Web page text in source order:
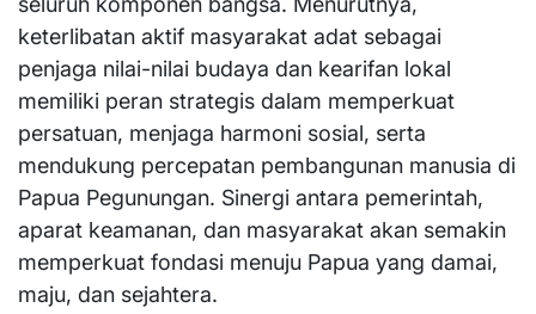
keterlibatan aktif masyarakat adat sebagai
penjaga nilai-nilai budaya dan kearifan lokal
memiliki peran strategis dalam memperkuat
persatuan, menjaga harmoni sosial, serta
mendukung percepatan pembangunan manusia di
Papua Pegunungan. Sinergi antara pemerintah,
aparat keamanan, dan masyarakat akan semakin
memperkuat fondasi menuju Papua yang damai,
maju, dan sejahtera.